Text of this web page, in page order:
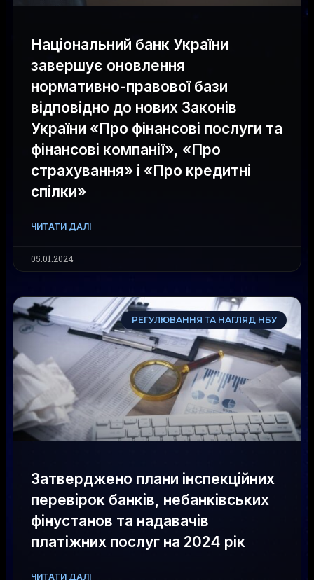
Національний банк України
завершує оновлення
нормативно-правової бази
відповідно до нових Законів
України «Про фінансові послуги та
фінансові компанії», «Про
страхування» і «Про кредитні
спілки»
ЧИТАТИ ДАЛІ
05.01.2024
РЕГУЛЮВАННЯ ТА НАГЛЯД НБУ
Затверджено плани інспекційних
перевірок банків, небанківських
фінустанов та надавачів
платіжних послуг на 2024 рік
ЧИТАТИ ДАЛІ